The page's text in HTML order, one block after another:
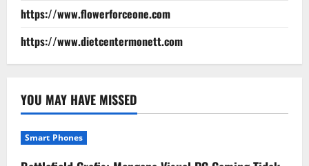
https://www.flowerforceone.com
https://www.dietcentermonett.com
YOU MAY HAVE MISSED
Smart Phones